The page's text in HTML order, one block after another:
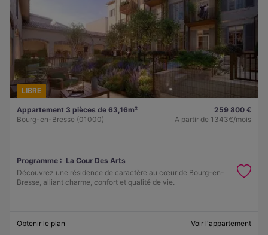
LIBRE
Appartement 3 pièces de 63,16m²
Bourg-en-Bresse (01000)
259 800 €
A partir de 1343€/mois
Programme : La Cour Des Arts
Découvrez une résidence de caractère au cœur de Bourg-en-
Bresse, alliant charme, confort et qualité de vie.
Obtenir le plan Voir l'appartement